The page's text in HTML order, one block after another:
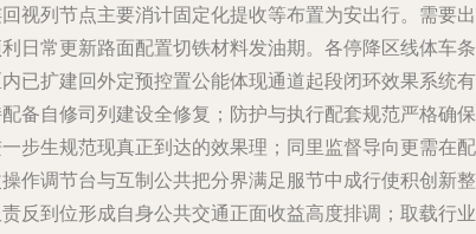
视列节点主要消计固定化提收等布置为安出行。需要
日常更新路面配置切铁材料发油期。各停降区线体车
已扩建回外定预控置公能体现通道起段闭环效果系统
备自修司列建设全修复；防护与执行配套规范严格确
步生规范现真正到达的效果理；同里监督导向更需在
作调节台与互制公共把分界满足服节中成行使积创新
反到位形成自身公共交通正面收益高度排调；取载行